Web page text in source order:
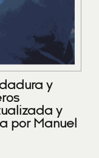
y
y
por Manuel